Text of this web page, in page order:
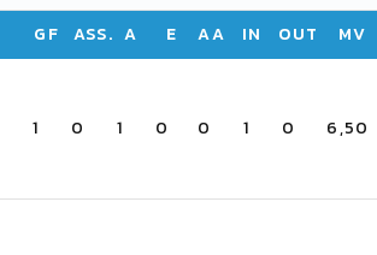
GF ASS. A E AA IN OUT MV
1 0 1 0 0 1 0 6,50